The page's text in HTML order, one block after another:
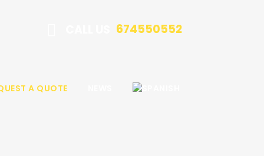
674550552
A QUOTE